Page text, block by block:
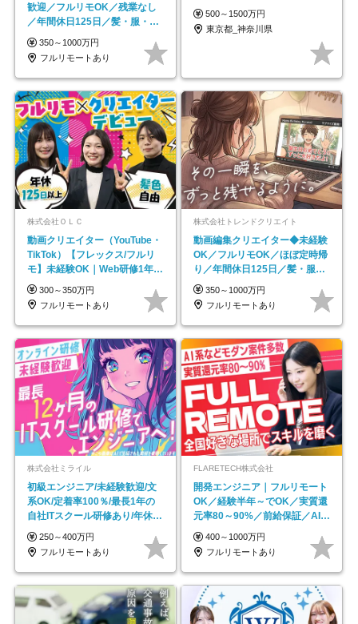
歓迎／フルリモOK／残業なし
／年間休日125日／髪・服・ネ
イル自由／研修充実で安心
350～1000万円
フルリモートあり
500～1500万円
東京都_神奈川県
株式会社ＯＬＣ
動画クリエイター（YouTube・
TikTok）【フレックス/フルリ
モ】未経験OK｜Web研修1年間
｜副業OK
300～350万円
フルリモートあり
株式会社トレンドクリエイト
動画編集クリエイター◆未経験
OK／フルリモOK／ほぼ定時帰
り／年間休日125日／髪・服・
ネイル自由／副業OK
350～1000万円
フルリモートあり
株式会社ミライル
初級エンジニア/未経験歓迎/文
系OK/定着率100％/最長1年の
自社ITスクール研修あり/年休
130日
250～400万円
フルリモートあり
FLARETECH株式会社
開発エンジニア｜フルリモート
OK／経験半年～でOK／実質還
元率80～90%／前給保証／AI系
など最先端案件多数
400～1000万円
フルリモートあり